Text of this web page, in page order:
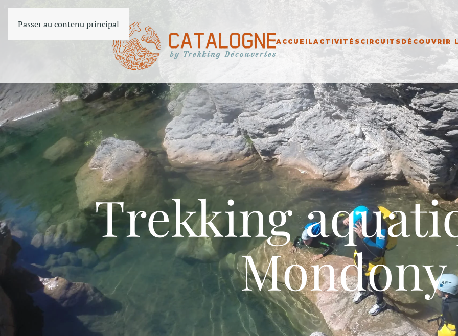
Passer au contenu principal
ACCUEILACTIVITÉS CIRCUITS DÉCOUVRIR
Trekking
Mondony